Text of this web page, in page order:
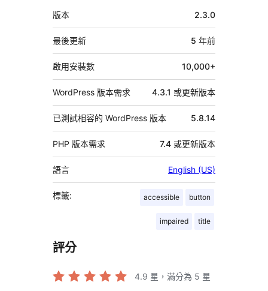
中
繼
資
料
版本 2.3.0
最後更新 5 年前
啟用安裝數 10,000+
WordPress 版本需求 4.3.1 或更新版本
已測試相容的 WordPress 版本 5.8.14
PHP 版本需求 7.4 或更新版本
語言 English (US)
標籤: accessible button
impaired title
評分
4.9 星，滿分為 5 星